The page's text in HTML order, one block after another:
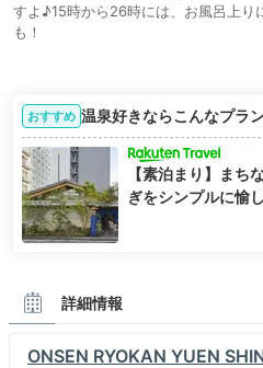
すよ♪15時から26時には、お風呂上り
も！
おすすめ 温泉好きならこんなプラ
【素泊まり】まち
ぎをシンプルに愉
詳細情報
ONSEN RYOKAN YUEN